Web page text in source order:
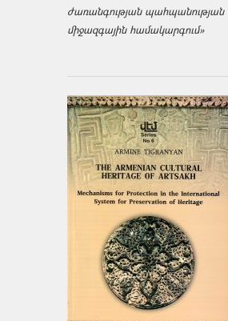
ժառանգության պահպանության
միջազ­գային համակարգում»